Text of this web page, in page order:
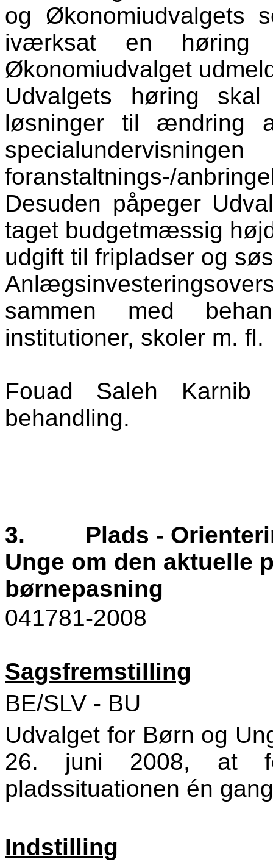
og Økonomiudvalgets
iværksat en
Økonomiudvalget
Udvalgets høring
løsninger til ændring
foranstaltnings-/
Desuden påpeger
taget budgetmæssig
udgift til fripladser og
sammen med
institutioner, skoler m. fl.
Fouad Saleh
behandling.
3.
Plads -
Unge om den aktuelle
børnepasning
041781-2008
Sagsfremstilling
BE/SLV - BU
Udvalget for Børn og
26. juni 2008, at
pladssituationen én
Indstilling